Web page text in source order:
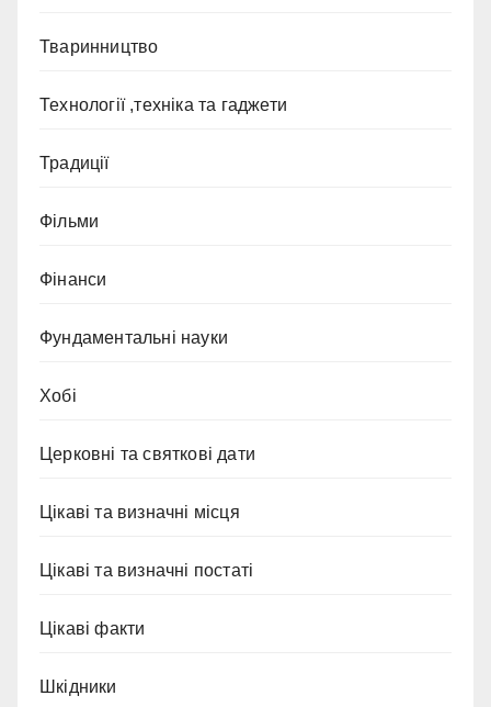
Тваринництво
Технології ,техніка та гаджети
Традиції
Фільми
Фінанси
Фундаментальні науки
Хобі
Церковні та святкові дати
Цікаві та визначні місця
Цікаві та визначні постаті
Цікаві факти
Шкідники